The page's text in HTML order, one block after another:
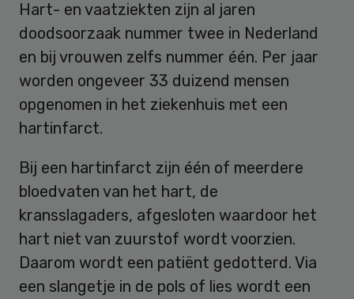
Hart- en vaatziekten zijn al jaren
doodsoorzaak nummer twee in Nederland
en bij vrouwen zelfs nummer één. Per jaar
worden ongeveer 33 duizend mensen
opgenomen in het ziekenhuis met een
hartinfarct.
Bij een hartinfarct zijn één of meerdere
bloedvaten van het hart, de
kransslagaders, afgesloten waardoor het
hart niet van zuurstof wordt voorzien.
Daarom wordt een patiënt gedotterd. Via
een slangetje in de pols of lies wordt een